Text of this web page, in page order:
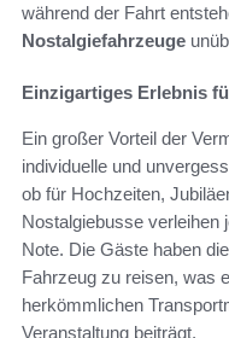
während der Fahrt
Nostalgiefahrzeuge
Einzigartiges Erlebnis
Ein großer Vorteil der
individuelle und
ob für Hochzeiten,
Nostalgiebusse verleihen
Note. Die Gäste haben
Fahrzeug zu reisen, was
herkömmlichen
Veranstaltung beiträgt.